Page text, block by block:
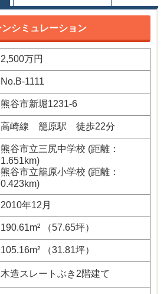
2,500万円
No.B-1111
熊谷市新堀1231-6
高崎線 籠原駅 徒歩22分
熊谷市立三尻中学校 (距離：
1.651km)
熊谷市立籠原小学校 (距離：
0.423km)
2010年12月
190.61m² （57.65坪）
105.16m² （31.81坪）
木造スレートぶき2階建て